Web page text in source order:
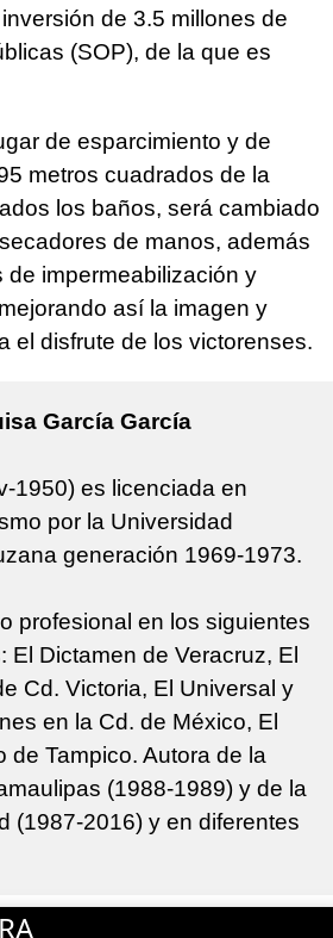
de 3.5 millones de
(SOP), de la que es
de esparcimiento y de
metros cuadrados de la
los baños, será cambiado
de manos, además
de impermeabilización y
así la imagen y
el disfrute de los victorenses.
García García
1950) es licenciada en
por la Universidad
generación 1969-1973.
profesional en los siguientes
El Dictamen de Veracruz, El
Cd. Victoria, El Universal y
en la Cd. de México, El
de Tampico. Autora de la
(1988-1989) y de la
(1987-2016) y en diferentes